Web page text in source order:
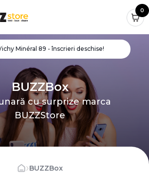
0
Minéral 89 - înscrieri deschise!
BUZZBox
cu surprize marca
BUZZStore
›BUZZBox